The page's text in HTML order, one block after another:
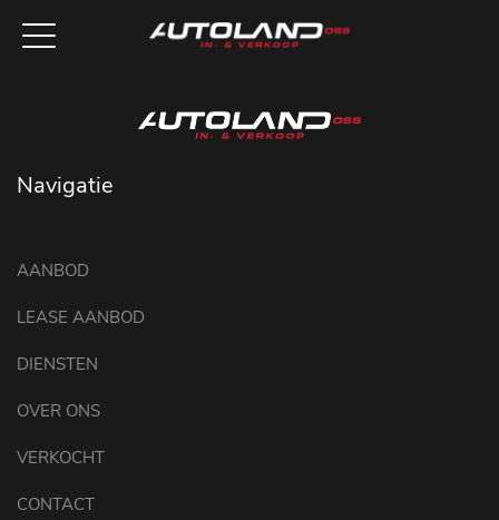
Navigatie
AANBOD
LEASE AANBOD
DIENSTEN
OVER ONS
VERKOCHT
CONTACT